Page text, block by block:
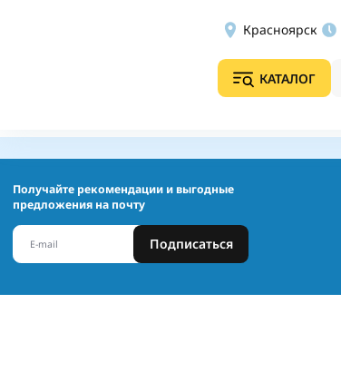
Красноярск
КАТАЛОГ
Получайте рекомендации и выгодные
предложения на почту
Подписаться